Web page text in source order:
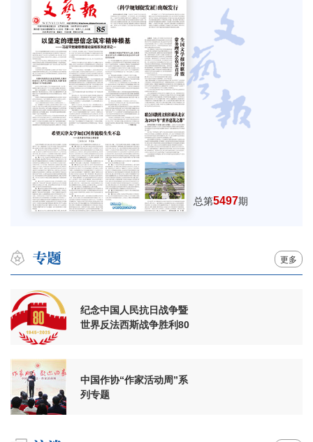
总第5497期
更多
纪念中国人民抗日战争暨
世界反法西斯战争胜利80
中国作协“作家活动周”系
列专题